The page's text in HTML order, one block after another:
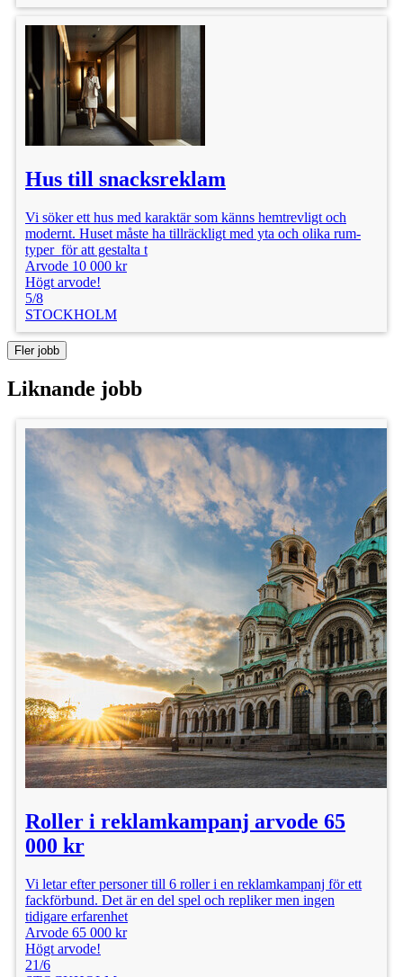
Hus till snacksreklam
Vi söker ett hus med karaktär som känns hemtrevligt och
modernt. Huset måste ha tillräckligt med yta och olika rum-
typer för att gestalta t
Arvode 10 000 kr
Högt arvode!
5/8
STOCKHOLM
Fler jobb
Liknande jobb
Roller i reklamkampanj arvode 65
000 kr
Vi letar efter personer till 6 roller i en reklamkampanj för ett
fackförbund. Det är en del spel och repliker men ingen
tidigare erfarenhet
Arvode 65 000 kr
Högt arvode!
21/6